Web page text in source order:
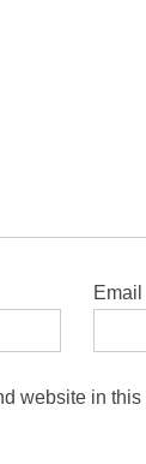
website in